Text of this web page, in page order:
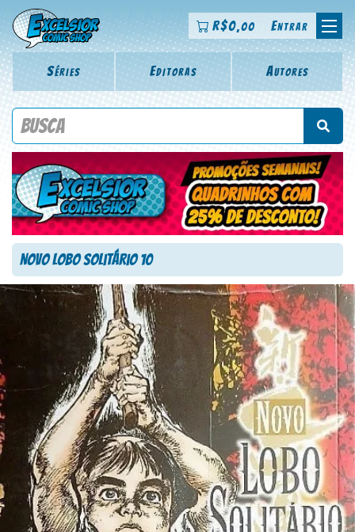
R$0,00 Entrar
Séries Editoras Autores
Procure por título da revista, personagem, série, escritor,
Novo Lobo Solitário 10